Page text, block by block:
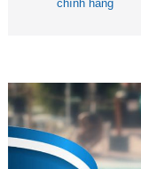
chính hãng